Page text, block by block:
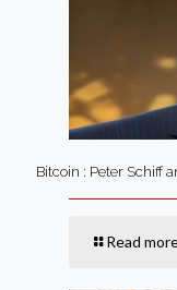
Bitcoin : Peter Schiff
Read